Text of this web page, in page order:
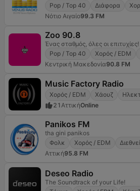
Pop / Top 40 Διάφορα
Νότιο Αιγαίο99.3 FM
Zoo 90.8
Ένας σταθμός, όλες οι επιτυχίες!
Pop / Top 40
Χορός / EDM
Κεντρική Μακεδονία90.8 FM
Music Factory Radio
Χορός / EDM Χάουζ
21 ΑττικήOnline
Panikos FM
tha gini panikos
Φολκ
Χορός / EDM
Αττική95.8 FM
Deseo Radio
The Soundtrack of your Life!